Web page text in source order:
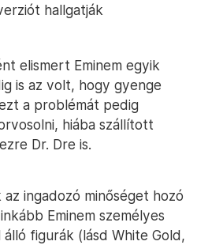
hallgatják
elismert Eminem egyik
is az volt, hogy gyenge
a problémát pedig
hiába szállított
Dr. Dre is.
ingadozó minőséget hozó
Eminem személyes
figurák (lásd White Gold,